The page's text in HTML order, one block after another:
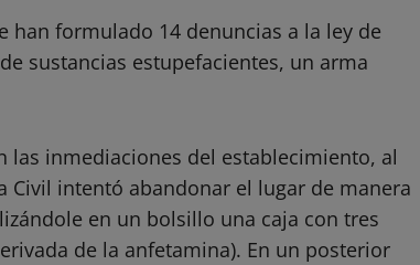
han formulado 14 denuncias a la ley de
sustancias estupefacientes, un arma
las inmediaciones del establecimiento, al
Civil intentó abandonar el lugar de manera
en un bolsillo una caja con tres
de la anfetamina). En un posterior